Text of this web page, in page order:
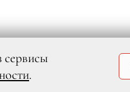
сервисы
.